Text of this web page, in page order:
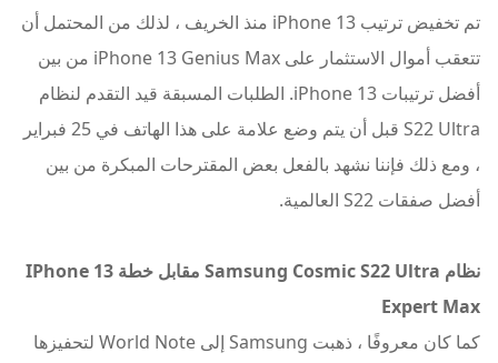
تم تخفيض ترتيب iPhone 13 منذ الخريف ، لذلك من المحتمل أن
تتعقب أموال الاستثمار على iPhone 13 Genius Max من بين
أفضل ترتيبات iPhone 13. الطلبات المسبقة قيد التقدم لنظام
S22 Ultra قبل أن يتم وضع علامة على هذا الهاتف في 25 فبراير
، ومع ذلك فإننا نشهد بالفعل بعض المقترحات المبكرة من بين
أفضل صفقات S22 العالمية.
نظام Samsung Cosmic S22 Ultra مقابل خطة IPhone 13
Expert Max
كما كان معروفًا ، ذهبت Samsung إلى World Note لتحفيزها